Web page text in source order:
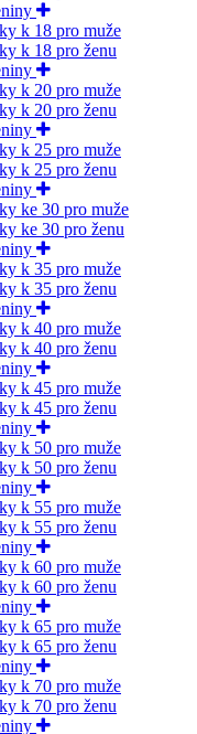
k 18 pro muže
k 18 pro ženu
k 20 pro muže
k 20 pro ženu
k 25 pro muže
k 25 pro ženu
ke 30 pro muže
ke 30 pro ženu
k 35 pro muže
k 35 pro ženu
k 40 pro muže
k 40 pro ženu
k 45 pro muže
k 45 pro ženu
k 50 pro muže
k 50 pro ženu
k 55 pro muže
k 55 pro ženu
k 60 pro muže
k 60 pro ženu
k 65 pro muže
k 65 pro ženu
k 70 pro muže
k 70 pro ženu